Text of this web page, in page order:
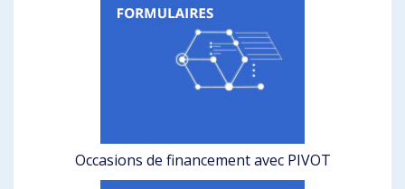
Occasions de financement avec PIVOT